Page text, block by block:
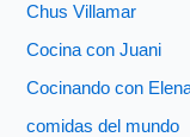
Chus Villamar
Cocina con Juani
Cocinando con
comidas del mundo